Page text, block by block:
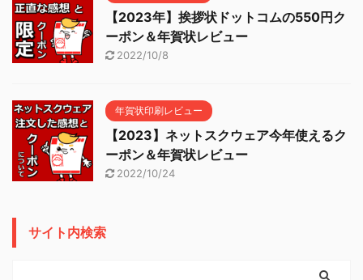
【2023年】挨拶状ドットコムの550円ク
ーポン＆年賀状レビュー
2022/10/8
年賀状印刷レビュー
【2023】ネットスクウェア今年使えるク
ーポン＆年賀状レビュー
2022/10/24
サイト内検索